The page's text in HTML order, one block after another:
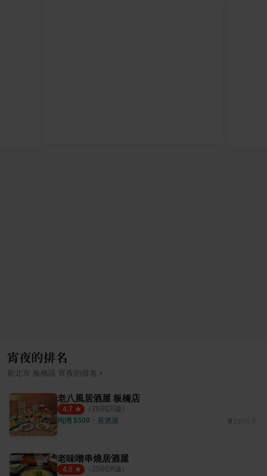
宵夜的排名
新北市 板橋區 宵夜 的排名 ›
老八風居酒屋 板橋店
4.7 （ 26則評論）
均消 $500 ・ 居酒屋
老味噌串燒居酒屋
4.5 （ 25則評論）